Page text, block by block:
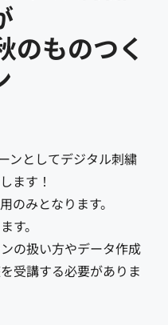
ものつく
ンとしてデジタル刺繍
ます！
のみとなります。
す。
の扱い方やデータ作成
受講する必要がありま